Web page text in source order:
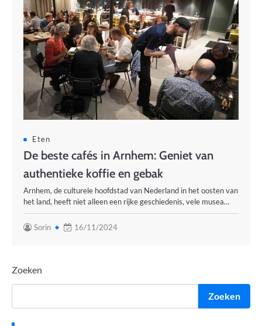
Eten
De beste cafés in Arnhem: Geniet van
authentieke koffie en gebak
Arnhem, de culturele hoofdstad van Nederland in het oosten van
het land, heeft niet alleen een rijke geschiedenis, vele musea…
Sorin 16/11/2024
Zoeken
Zoeken